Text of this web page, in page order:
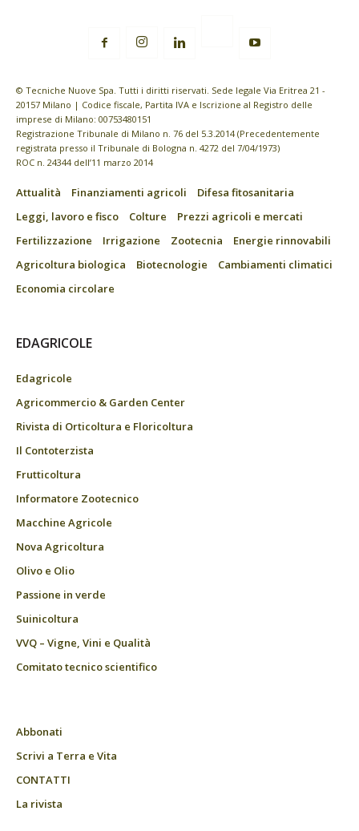
© Tecniche Nuove Spa. Tutti i diritti riservati. Sede legale Via Eritrea 21 -
20157 Milano | Codice fiscale, Partita IVA e Iscrizione al Registro delle
imprese di Milano: 00753480151
Registrazione Tribunale di Milano n. 76 del 5.3.2014 (Precedentemente
registrata presso il Tribunale di Bologna n. 4272 del 7/04/1973)
ROC n. 24344 dell’11 marzo 2014
Attualità Finanziamenti agricoli
Difesa fitosanitaria
Leggi, lavoro e fisco
Colture
Prezzi agricoli e mercati
Fertilizzazione
Irrigazione Zootecnia
Energie rinnovabili
Agricoltura biologica
Biotecnologie
Cambiamenti climatici
Economia circolare
EDAGRICOLE
Edagricole
Agricommercio & Garden Center
Rivista di Orticoltura e Floricoltura
Il Contoterzista
Frutticoltura
Informatore Zootecnico
Macchine Agricole
Nova Agricoltura
Olivo e Olio
Passione in verde
Suinicoltura
VVQ – Vigne, Vini e Qualità
Comitato tecnico scientifico
Abbonati
Scrivi a Terra e Vita
CONTATTI
La rivista